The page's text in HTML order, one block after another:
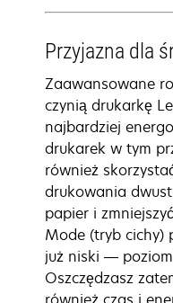
Przyjazna dla
Zaawansowane
czynią drukarkę
najbardziej
drukarek w tym
również
drukowania
papier i
Mode (tryb
już niski —
Oszczędzasz